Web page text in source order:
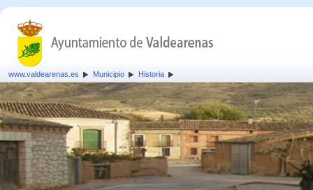
www.valdearenas.es Municipio Historia